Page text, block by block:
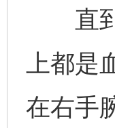
直到
上都
在右手